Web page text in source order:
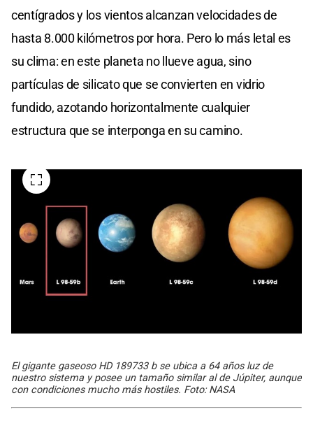
centígrados y los vientos alcanzan velocidades de
hasta 8.000 kilómetros por hora. Pero lo más letal es
su clima: en este planeta no llueve agua, sino
partículas de silicato que se convierten en vidrio
fundido, azotando horizontalmente cualquier
estructura que se interponga en su camino.
El gigante gaseoso HD 189733 b se ubica a 64 años luz de
nuestro sistema y posee un tamaño similar al de Júpiter, aunque
con condiciones mucho más hostiles. Foto: NASA